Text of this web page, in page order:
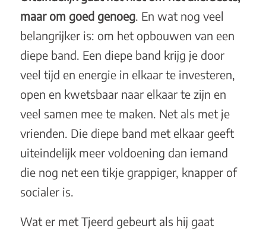
maar om goed genoeg. En wat nog veel
belangrijker is: om het opbouwen van een
diepe band. Een diepe band krijg je door
veel tijd en energie in elkaar te investeren,
open en kwetsbaar naar elkaar te zijn en
veel samen mee te maken. Net als met je
vrienden. Die diepe band met elkaar geeft
uiteindelijk meer voldoening dan iemand
die nog net een tikje grappiger, knapper of
socialer is.
Wat er met Tjeerd gebeurt als hij gaat